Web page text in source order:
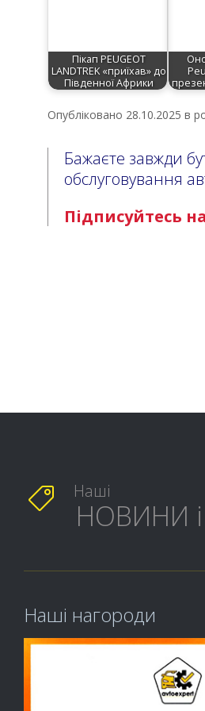
Пікап PEUGEOT
LANDTREK «приїхав» до
Південної Африки
Опубліковано 28.10.2025 в
Бажаєте завжди
обслуговування
Підписуйтесь
 Наші
НОВИНИ і
Наші нагороди